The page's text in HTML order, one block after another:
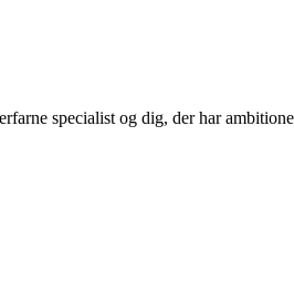
specialist og dig, der har